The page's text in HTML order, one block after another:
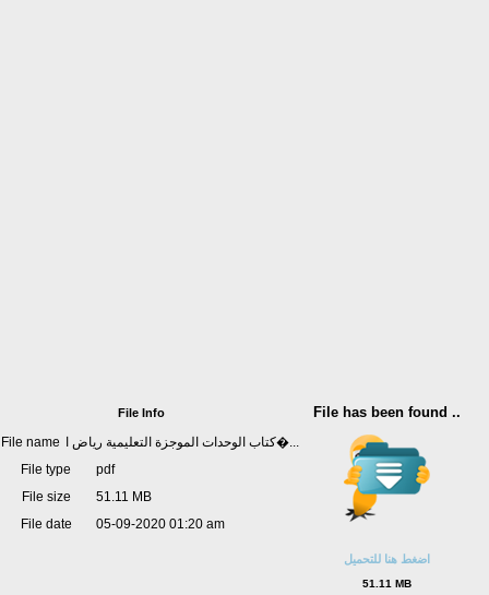
File Info
File name
كتاب الوحدات الموجزة التعليمية رياض ا�...
File type
pdf
File size
51.11 MB
File date
05-09-2020 01:20 am
File has been found ..
اضغط هنا للتحميل
51.11 MB